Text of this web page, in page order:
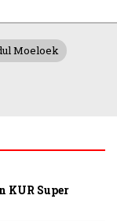
Moeloek
KUR Super